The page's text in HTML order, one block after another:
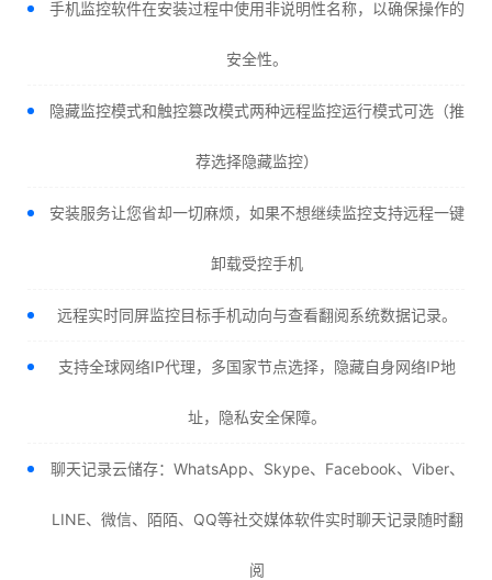
手机监控软件在安装过程中使用非说明性名称，以确保操作的
安全性。
隐藏监控模式和触控篡改模式两种远程监控运行模式可选（推
荐选择隐藏监控）
安装服务让您省却一切麻烦，如果不想继续监控支持远程一键
卸载受控手机
远程实时同屏监控目标手机动向与查看翻阅系统数据记录。
支持全球网络IP代理，多国家节点选择，隐藏自身网络IP地
址，隐私安全保障。
聊天记录云储存：WhatsApp、Skype、Facebook、Viber、
LINE、微信、陌陌、QQ等社交媒体软件实时聊天记录随时翻
阅